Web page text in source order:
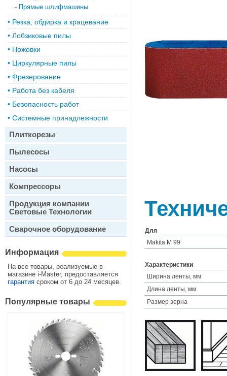
- Прямые шлифмашины
• Резка, обдирка и крацевание
• Лобзиковые пилы
• Ножовки
• Циркулярные пилы
• Фрезерование
• Работа без кабеля
• Безопасность работ
• Системные принадлежности
Плиткорезы
Пылесосы
Насосы
Компрессоры
Продукция компании
Световые Технологии
Сварочное оборудование
Информация
На все товары, реализуемые в
магазине i-Master, предоставляется
гарантия сроком от 6 до 24 месяцев.
Популярные товары
Для
Makita M 99
Характеристики
Ширина ленты, мм
Длина ленты, мм
Размер зерна